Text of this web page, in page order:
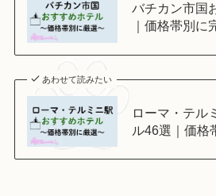
バチカン市国
｜価格帯別に
あわせて読みたい
ローマ・テル
ル46選｜価格